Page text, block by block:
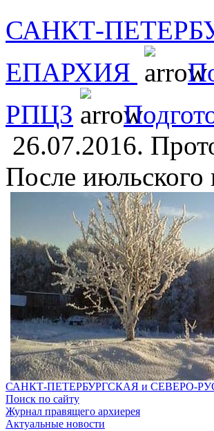
САНКТ-
ЕПАРХИЯ
РПЦЗ
26.07.2016.
После июльского
САНКТ-ПЕТЕРБУРГСКАЯ и СЕВЕРО-
Поиск по сайту
Журнал правящего архиерея
Актуальные новости